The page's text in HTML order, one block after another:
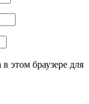
этом браузере для